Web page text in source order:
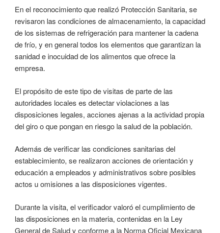
En el reconocimiento que realizó Protección Sanitaria, se
revisaron las condiciones de almacenamiento, la capacidad
de los sistemas de refrigeración para mantener la cadena
de frío, y en general todos los elementos que garantizan la
sanidad e inocuidad de los alimentos que ofrece la
empresa.
El propósito de este tipo de visitas de parte de las
autoridades locales es detectar violaciones a las
disposiciones legales, acciones ajenas a la actividad propia
del giro o que pongan en riesgo la salud de la población.
Además de verificar las condiciones sanitarias del
establecimiento, se realizaron acciones de orientación y
educación a empleados y administrativos sobre posibles
actos u omisiones a las disposiciones vigentes.
Durante la visita, el verificador valoró el cumplimiento de
las disposiciones en la materia, contenidas en la Ley
General de Salud y conforme a la Norma Oficial Mexicana